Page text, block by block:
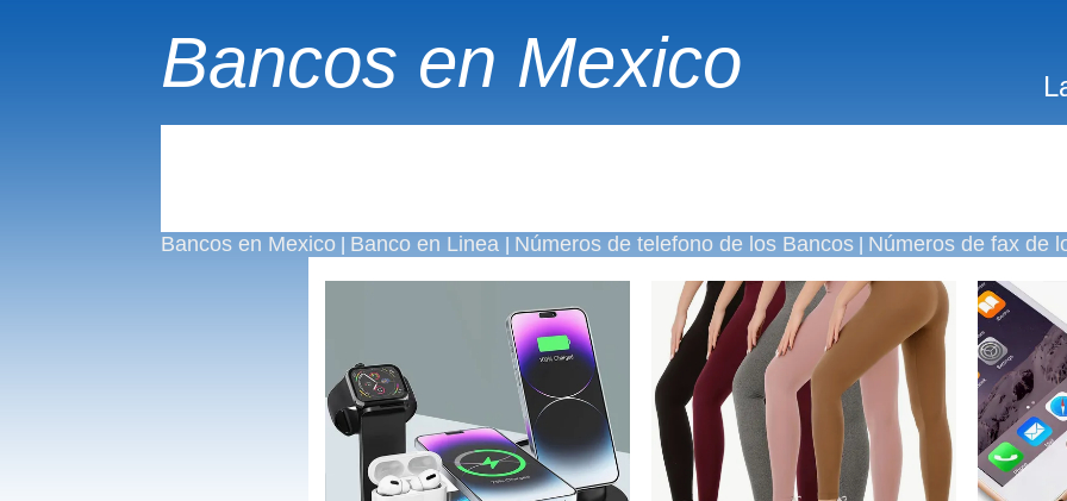
Bancos en Mexico
Bancos en Mexico| Banco en Linea Números de telefono de los Bancos| Números de fax de